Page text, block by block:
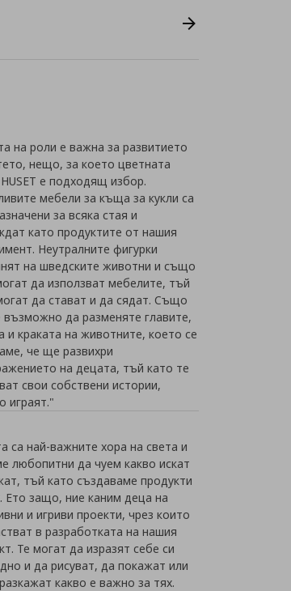
на роли е важна за развитието
нещо, за което цветната
е подходящ избор.
мебели за къща за кукли са
за всяка стая и
като продуктите от нашия
Неутралните фигурки
на шведските животни и също
да използват мебелите, тъй
да стават и да сядат. Също
възможно да разменяте главите,
и краката на животните, което се
че ще развихри
на децата, тъй като те
свои собствени истории,
играят."
са най-важните хора на света и
любопитни да чуем какво искат
тъй като създаваме продукти
Ето защо, ние каним деца на
и игриви проекти, чрез които
в разработката на нашия
Те могат да изразят себе си
и да рисуват, да покажат или
какво е важно за тях.